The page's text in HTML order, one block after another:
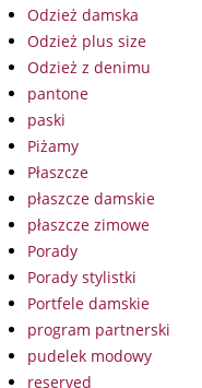
Odzież damska
Odzież plus size
Odzież z denimu
pantone
paski
Piżamy
Płaszcze
płaszcze damskie
płaszcze zimowe
Porady
Porady stylistki
Portfele damskie
program partnerski
pudelek modowy
reserved